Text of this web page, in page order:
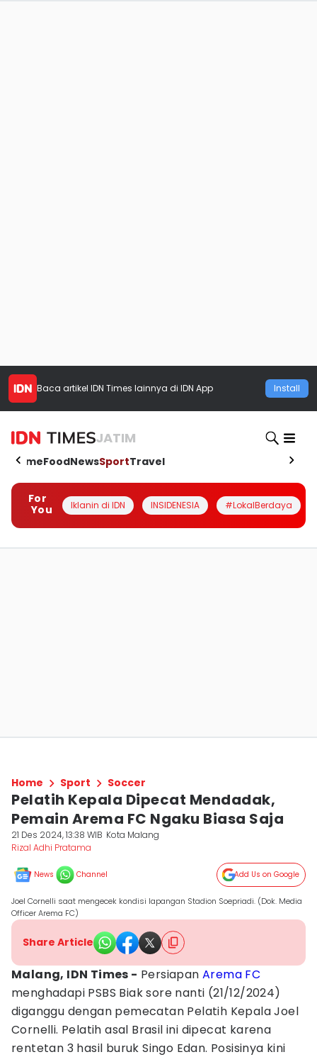
Baca artikel IDN Times lainnya di IDN App Install
JATIM
HomeFoodNewsSportTravel
For
You
Iklanin di IDN INSIDENESIA #LokalBerdaya
Home Sport Soccer
Pelatih Kepala Dipecat Mendadak,
Pemain Arema FC Ngaku Biasa Saja
21 Des 2024, 13:38 WIB Kota Malang
Rizal Adhi Pratama
News Channel Add Us on Google
Joel Cornelli saat mengecek kondisi lapangan Stadion Soepriadi. (Dok. Media
Officer Arema FC)
Share Article
Malang, IDN Times - PersiapanArema FC
menghadapi PSBS Biak sore nanti (21/12/2024)
diganggu dengan pemecatan Pelatih Kepala Joel
Cornelli. Pelatih asal Brasil ini dipecat karena
rentetan 3 hasil buruk Singo Edan. Posisinya kini